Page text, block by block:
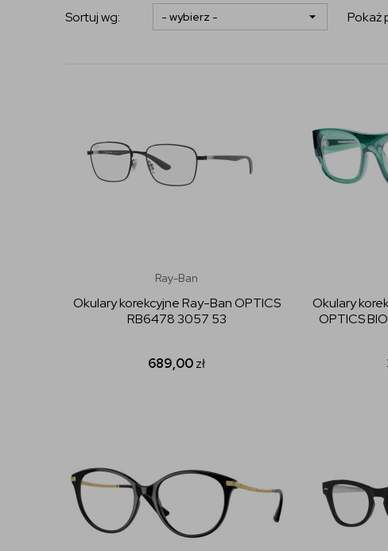
Sortuj wg: Pokaż
Ray-Ban
Okulary korekcyjne Ray-Ban OPTICS
RB6478 3057 53
689,00zł
Okulary
OPTICS